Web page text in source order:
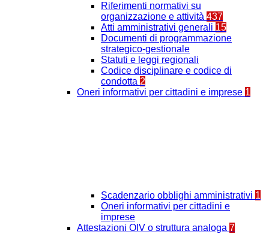
Riferimenti normativi su
organizzazione e attività 437
Atti amministrativi generali 15
Documenti di programmazione
strategico-gestionale
Statuti e leggi regionali
Codice disciplinare e codice di
condotta 2
Oneri informativi per cittadini e imprese 1
Scadenzario obblighi amministrativi 1
Oneri informativi per cittadini e
imprese
Attestazioni OIV o struttura analoga 7